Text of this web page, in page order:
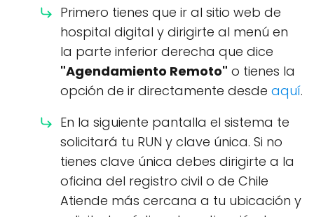
Primero tienes que ir al sitio web de
hospital digital y dirigirte al menú en
la parte inferior derecha que dice
"Agendamiento Remoto" o tienes la
opción de ir directamente desde aquí.
En la siguiente pantalla el sistema te
solicitará tu RUN y clave única. Si no
tienes clave única debes dirigirte a la
oficina del registro civil o de Chile
Atiende más cercana a tu ubicación y